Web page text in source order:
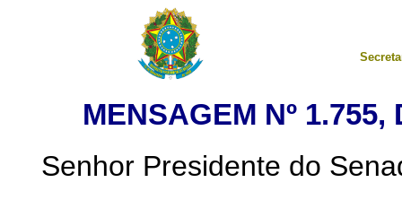
MENSAGEM Nº
Senhor Presidente do